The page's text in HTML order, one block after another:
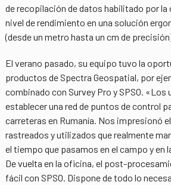
de recopilación de datos habilitado por la
nivel de rendimiento en una solución
(desde un metro hasta un cm de
El verano pasado, su equipo tuvo la
productos de Spectra Geospatial, por
combinado con Survey Pro y SPSO.
establecer una red de puntos de control
carreteras en Rumanía. Nos impresionó
rastreados y utilizados que realmente
el tiempo que pasamos en el campo y en
De vuelta en la oficina, el post-
fácil con SPSO. Dispone de todo lo